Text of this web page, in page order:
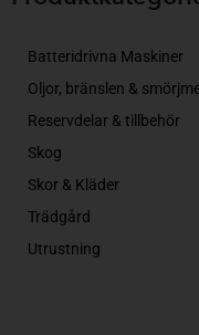
Batteridrivna Maskiner
Oljor, bränslen &
Reservdelar & tillbehör
Skog
Skor & Kläder
Trädgård
Utrustning